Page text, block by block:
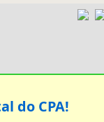
do CPA!